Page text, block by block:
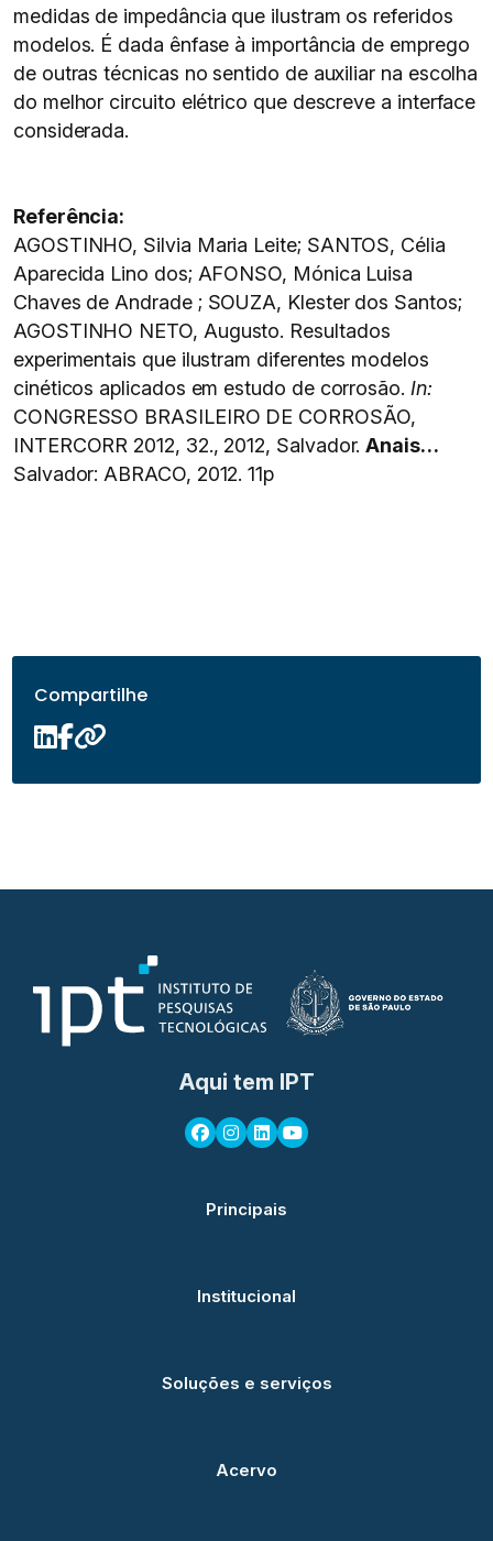
medidas de impedância que ilustram os referidos
modelos. É dada ênfase à importância de emprego
de outras técnicas no sentido de auxiliar na escolha
do melhor circuito elétrico que descreve a interface
considerada.
Referência:
AGOSTINHO, Silvia Maria Leite; SANTOS, Célia
Aparecida Lino dos; AFONSO, Mónica Luisa
Chaves de Andrade ; SOUZA, Klester dos Santos;
AGOSTINHO NETO, Augusto. Resultados
experimentais que ilustram diferentes modelos
cinéticos aplicados em estudo de corrosão. In:
CONGRESSO BRASILEIRO DE CORROSÃO,
INTERCORR 2012, 32., 2012, Salvador.Anais…
Salvador: ABRACO, 2012. 11p
Compartilhe
Aqui tem IPT
Principais
Institucional
Soluções e serviços
Acervo